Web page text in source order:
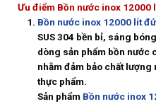
Ưu điểm Bồn nước inox 12000
Bồn nước inox 12000 lít
SUS 304 bền bỉ, sáng
dòng sản phẩm bồn nước
nhằm đảm bảo chất
thực phẩm.
Sản phẩm Bồn nước inox